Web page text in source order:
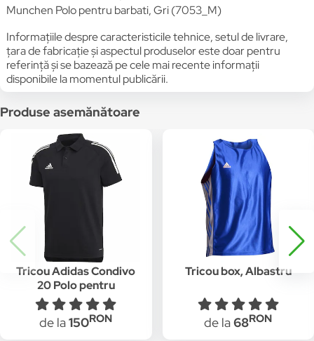
Munchen Polo pentru barbati, Gri (7053_M)
Informațiile despre caracteristicile tehnice, setul de livrare,
țara de fabricație și aspectul produselor este doar pentru
referință și se bazează pe cele mai recente informații
disponibile la momentul publicării.
Produse asemănătoare
Tricou Adidas Condivo
20 Polo pentru
barbati, Negru
de la150RON
Tricou box, Albastru
de la68RON